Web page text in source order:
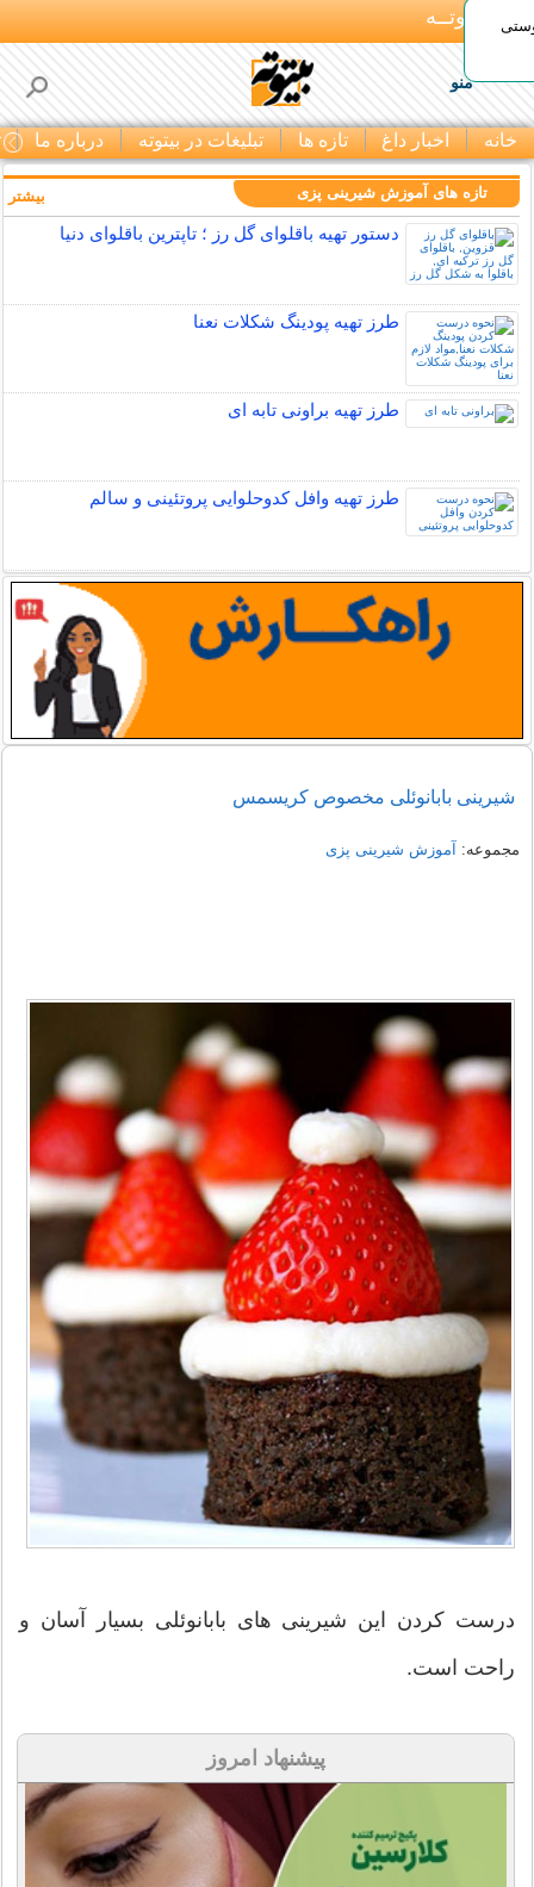
بـیتوتــه
منو
خانه اخبار داغ تازه ها تبلیغات در بیتوته درباره ما
تازه های آموزش شیرینی پزی
دستور تهیه باقلوای گل رز ؛ تاپترین باقلوای دنیا
طرز تهیه پودینگ شکلات نعنا
طرز تهیه براونی تابه ای
طرز تهیه وافل کدوحلوایی پروتئینی و سالم
بیشتر
شیرینی بابانوئلی مخصوص کریسمس
مجموعه: آموزش شیرینی پزی
درست کردن این شیرینی های بابانوئلی بسیار آسان و
راحت است.
پیشنهاد امروز